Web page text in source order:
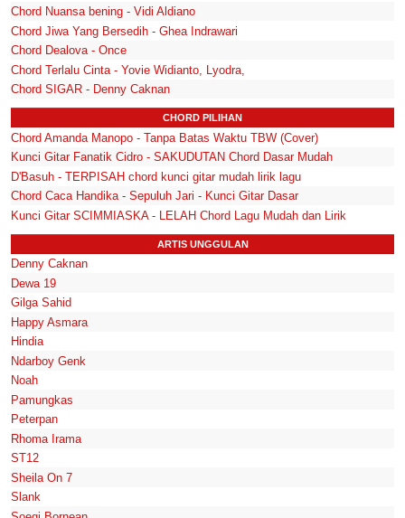
Chord Nuansa bening - Vidi Aldiano
Chord Jiwa Yang Bersedih - Ghea Indrawari
Chord Dealova - Once
Chord Terlalu Cinta - Yovie Widianto, Lyodra,
Chord SIGAR - Denny Caknan
CHORD PILIHAN
Chord Amanda Manopo - Tanpa Batas Waktu TBW (Cover)
Kunci Gitar Fanatik Cidro - SAKUDUTAN Chord Dasar Mudah
D'Basuh - TERPISAH chord kunci gitar mudah lirik lagu
Chord Caca Handika - Sepuluh Jari - Kunci Gitar Dasar
Kunci Gitar SCIMMIASKA - LELAH Chord Lagu Mudah dan Lirik
ARTIS UNGGULAN
Denny Caknan
Dewa 19
Gilga Sahid
Happy Asmara
Hindia
Ndarboy Genk
Noah
Pamungkas
Peterpan
Rhoma Irama
ST12
Sheila On 7
Slank